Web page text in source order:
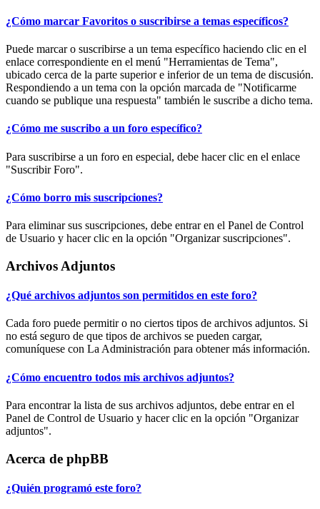
¿Cómo marcar Favoritos o suscribirse a temas específicos?
Puede marcar o suscribirse a un tema específico haciendo clic en el
enlace correspondiente en el menú "Herramientas de Tema",
ubicado cerca de la parte superior e inferior de un tema de discusión.
Respondiendo a un tema con la opción marcada de "Notificarme
cuando se publique una respuesta" también le suscribe a dicho tema.
¿Cómo me suscribo a un foro específico?
Para suscribirse a un foro en especial, debe hacer clic en el enlace
"Suscribir Foro".
¿Cómo borro mis suscripciones?
Para eliminar sus suscripciones, debe entrar en el Panel de Control
de Usuario y hacer clic en la opción "Organizar suscripciones".
Archivos Adjuntos
¿Qué archivos adjuntos son permitidos en este foro?
Cada foro puede permitir o no ciertos tipos de archivos adjuntos. Si
no está seguro de que tipos de archivos se pueden cargar,
comuníquese con La Administración para obtener más información.
¿Cómo encuentro todos mis archivos adjuntos?
Para encontrar la lista de sus archivos adjuntos, debe entrar en el
Panel de Control de Usuario y hacer clic en la opción "Organizar
adjuntos".
Acerca de phpBB
¿Quién programó este foro?